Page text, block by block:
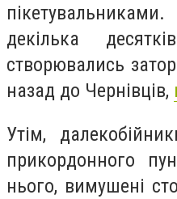
декілька
створювались
назад до Чернівців,
Утім,
прикордонного
нього, вимушені